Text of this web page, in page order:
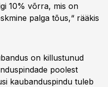
10% võrra, mis on
palga tõus,“ rääkis
on killustunud
poolest
kaubanduspindu tuleb